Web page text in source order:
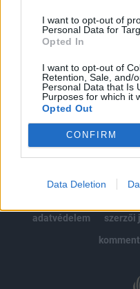
I want to opt-out of
Personal Data for
Opted In
I want to opt-out of
Retention, Sale, and/
Personal Data that Is
Purposes for which it
Opted Out
CONFIRM
Data Deletion
MÁR ELŐFIZETŐNK
adatvédelem
szerzői